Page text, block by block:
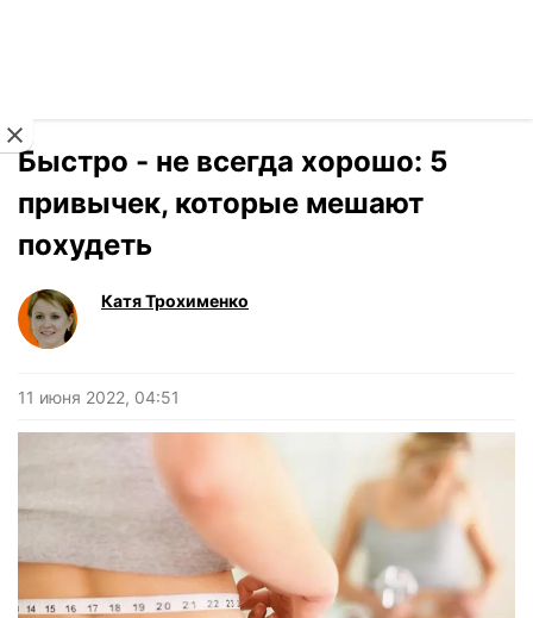
Быстро - не всегда хорошо: 5
привычек, которые мешают
похудеть
Катя Трохименко
11 июня 2022, 04:51